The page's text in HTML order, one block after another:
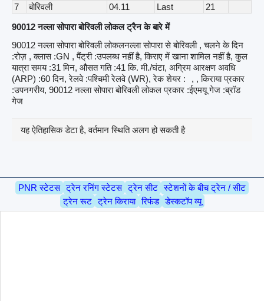
7
बोरिवली 04.11 Last
21
90012 नल्ला सोपारा बोरिवली लोकल ट्रैन के बारे में
90012 नल्ला सोपारा बोरिवली लोकलनल्ला सोपारा से बोरिवली , चलने के दिन
:रोज़ , क्लास :GN , पैंट्री :उपलब्ध नहीं है, किराए में खाना शामिल नहीं है, कुल
यात्रा समय :31 मिन, औसत गति :41 कि. मी./घंटा, अग्रिम आरक्षण अवधि
(ARP) :60 दिन, रेलवे :पश्चिमी रेलवे (WR), रेक शेयर :
, , किराया प्रकार
:उपनगरीय, 90012 नल्ला सोपारा बोरिवली लोकल प्रकार :ईएमयू गेज :ब्रॉड
गेज
यह ऐतिहासिक डेटा है, वर्तमान स्थिति अलग हो सकती है
PNR स्टेटस ट्रेन रनिंग स्टेटस ट्रेन सीट स्टेशनों के बीच ट्रेन / सीट
ट्रेन रूट ट्रेन किराया रिफंड डेस्कटॉप व्यू